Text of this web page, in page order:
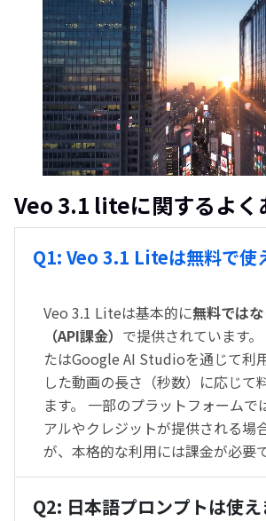
Veo 3.1 liteに関するよく
Q1: Veo 3.1 Liteは無料で使
Veo 3.1 Liteは基本的に無料では
（API課金） で提供されています
たはGoogle AI Studioを通じて利
した動画の長さ（秒数）に応じて
ます。 一部のプラットフォームで
アルやクレジットが提供される場
が、本格的な利用には課金が必要で
Q2: 日本語プロンプトは使え